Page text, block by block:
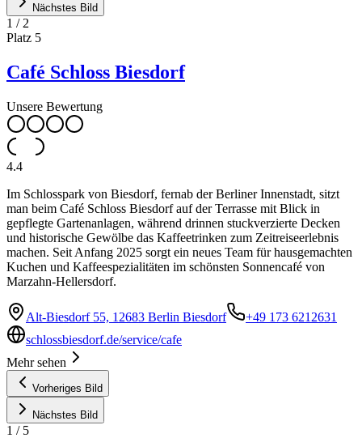
Nächstes Bild
1 / 2
Platz 5
Café Schloss Biesdorf
Unsere Bewertung
4.4
Im Schlosspark von Biesdorf, fernab der Berliner Innenstadt, sitzt
man beim Café Schloss Biesdorf auf der Terrasse mit Blick in
gepflegte Gartenanlagen, während drinnen stuckverzierte Decken
und historische Gewölbe das Kaffeetrinken zum Zeitreiseerlebnis
machen. Seit Anfang 2025 sorgt ein neues Team für hausgemachten
Kuchen und Kaffeespezialitäten im schönsten Sonnencafé von
Marzahn-Hellersdorf.
Alt-Biesdorf 55, 12683 Berlin Biesdorf
+49 173 6212631
schlossbiesdorf.de/service/cafe
Mehr sehen
Vorheriges Bild
Nächstes Bild
1 / 5